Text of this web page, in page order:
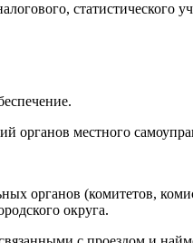
статистического
органов местного
органов (комитетов,
округа.